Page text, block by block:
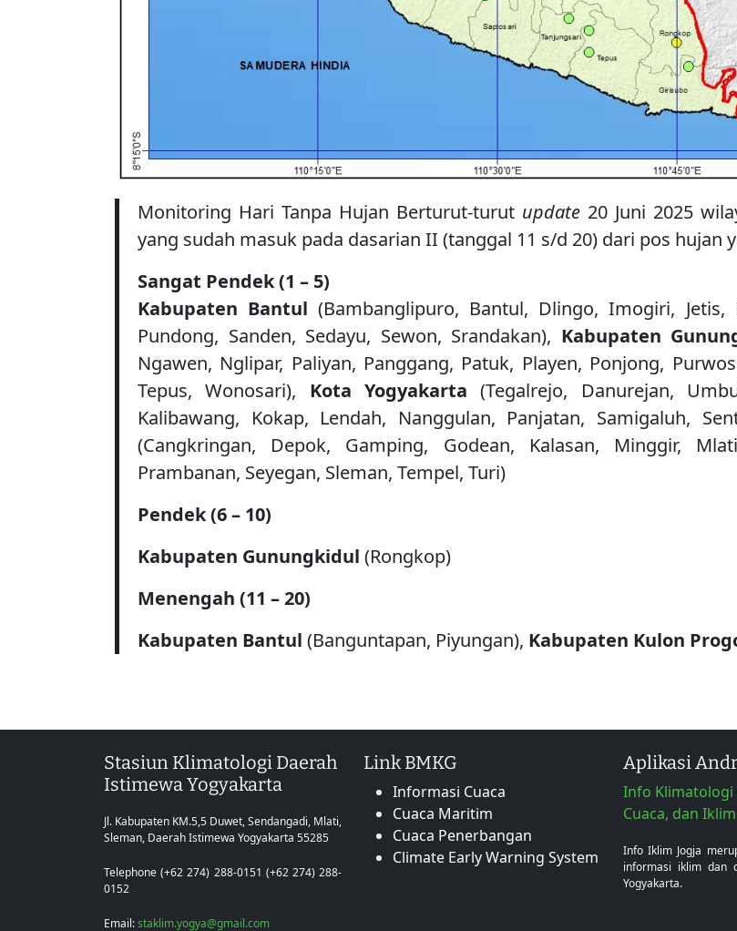
Monitoring Hari Tanpa Hujan Berturut-turut update 20 Juni 2025
yang sudah masuk pada dasarian II (tanggal 11 s/d 20) dari pos hujan
Sangat Pendek(1 – 5)
Kabupaten Bantul(Bambanglipuro, Bantul, Dlingo, Imogiri, Jetis,
Pundong, Sanden, Sedayu, Sewon, Srandakan), Kabupaten
Ngawen, Nglipar, Paliyan, Panggang, Patuk, Playen, Ponjong,
Tepus, Wonosari), Kota Yogyakarta(Tegalrejo, Danurejan,
Kalibawang, Kokap, Lendah, Nanggulan, Panjatan, Samigaluh,
(Cangkringan, Depok, Gamping, Godean, Kalasan, Minggir,
Prambanan, Seyegan, Sleman, Tempel, Turi)
Pendek(6 – 10)
Kabupaten Gunungkidul (Rongkop)
Menengah (11 – 20)
Kabupaten Bantul (Banguntapan, Piyungan), Kabupaten Kulon
Stasiun Klimatologi Daerah
Istimewa Yogyakarta
Jl. Kabupaten KM.5,5 Duwet, Sendangadi, Mlati,
Sleman, Daerah Istimewa Yogyakarta 55285
Telephone (+62 274) 288-0151 (+62 274) 288-
0152
Email:staklim.yogya@gmail.com
Link BMKG
Informasi Cuaca
Cuaca Maritim
Cuaca Penerbangan
Climate Early Warning System
Aplikasi
Info Klimatologi
Cuaca, dan
Info Iklim Jogja
informasi iklim dan
Yogyakarta.